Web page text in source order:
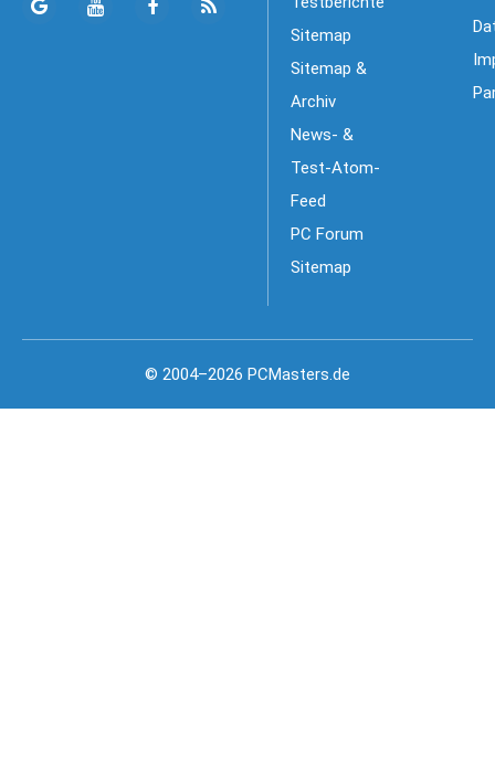
Sitemap
Sitemap &
Archiv
News- &
Test-Atom-
Feed
PC Forum
Sitemap
© 2004–2026 PCMasters.de